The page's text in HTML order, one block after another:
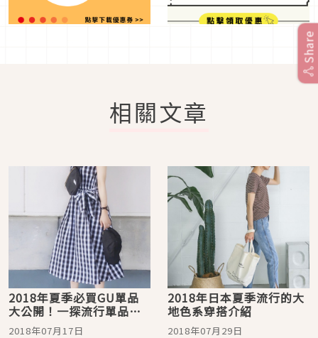
相關文章
2018年夏季必買GU單品
大公開！一探流行單品日
系穿搭
2018年07月17日
2018年日本夏季流行的大
地色系穿搭介紹
2018年07月29日
Share